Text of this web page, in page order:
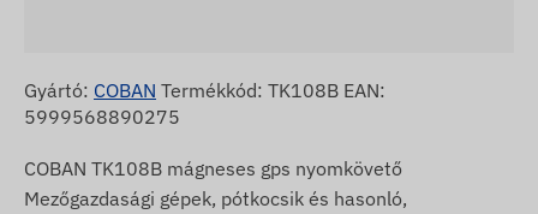
Gyártó: COBAN Termékkód: TK108B EAN:
5999568890275
COBAN TK108B mágneses gps nyomkövető
Mezőgazdasági gépek, pótkocsik és hasonló,